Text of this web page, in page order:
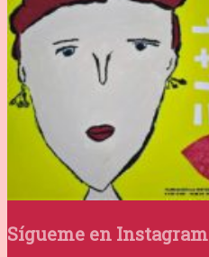
Sígueme en Instagram